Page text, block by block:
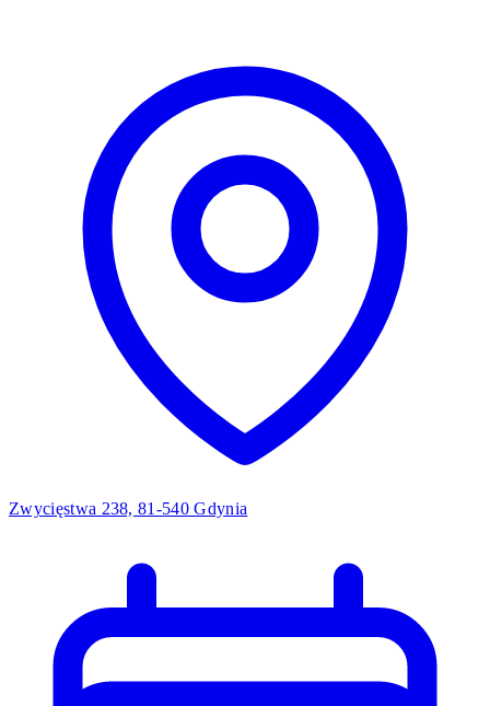
Zwycięstwa 238, 81-540 Gdynia